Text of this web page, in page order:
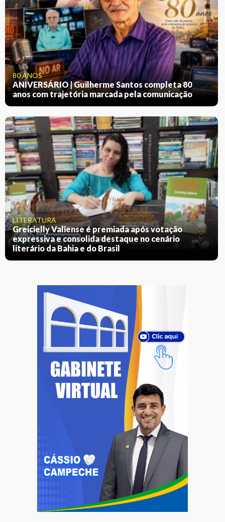
80 ANOS
ANIVERSÁRIO | Guilherme Santos completa 80
anos com trajetória marcada pela comunicação
LITERATURA
Greicielly Valiense é premiada após votação
expressiva e consolida destaque no cenário
literário da Bahia e do Brasil